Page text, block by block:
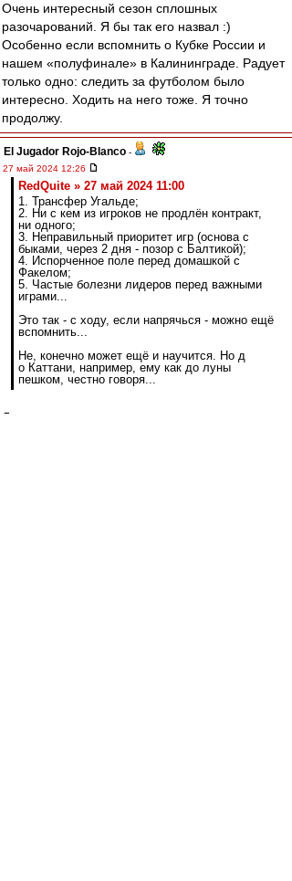
Очень интересный сезон сплошных
разочарований. Я бы так его назвал :)
Особенно если вспомнить о Кубке России и
нашем «полуфинале» в Калининграде. Радует
только одно: следить за футболом было
интересно. Ходить на него тоже. Я точно
продолжу.
El Jugador Rojo-Blanco -
27 май 2024 12:26
RedQuite » 27 май 2024 11:00
1. Трансфер Угальде;
2. Ни с кем из игроков не продлён контракт,
ни одного;
3. Неправильный приоритет игр (основа с
быками, через 2 дня - позор с Балтикой);
4. Испорченное поле перед домашкой с
Факелом;
5. Частые болезни лидеров перед важными
играми...
Это так - с ходу, если напрячься - можно ещё
вспомнить...
Не, конечно может ещё и научится. Но д
о Каттани, например, ему как до луны
пешком, честно говоря...
Леш, ну справедливости ради, если именно